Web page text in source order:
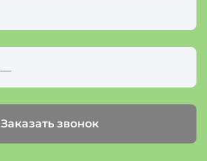
Заказать звонок